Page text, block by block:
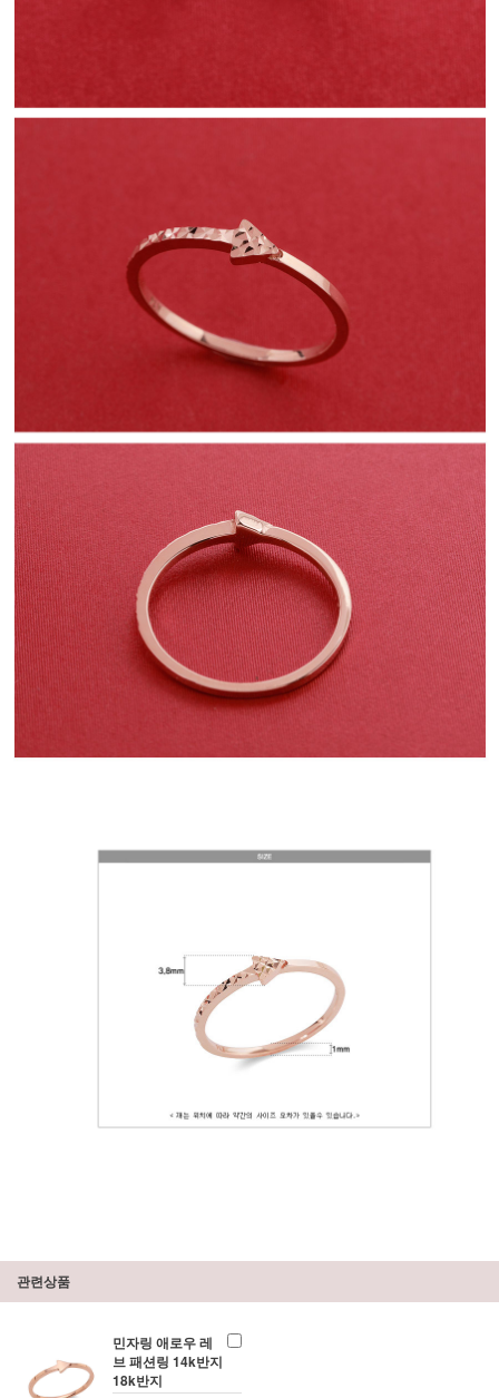
관련상품
민자링 애로우 레
브 패션링 14k반지
18k반지